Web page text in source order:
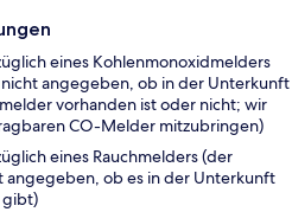
eines Kohlenmonoxidmelders
angegeben, ob in der Unterkunft
vorhanden ist oder nicht; wir
CO-Melder mitzubringen)
eines Rauchmelders (der
angegeben, ob es in der Unterkunft
gibt)